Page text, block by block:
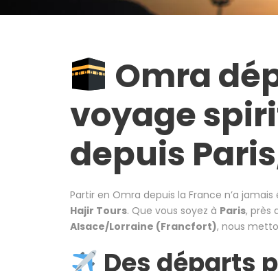
Omra
voyage
depuis
Partir en Omra depuis la France n’a
Hajir Tours. Que vous soyez à Paris, près
Alsace/Lorraine (Francfort), nous
Des départs